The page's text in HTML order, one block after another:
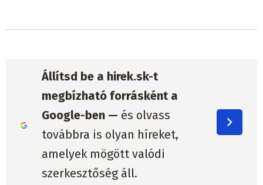
Állítsd be a hirek.sk-t
megbízható forrásként a
Google-ben — és olvass
továbbra is olyan híreket,
amelyek mögött valódi
szerkesztőség áll.